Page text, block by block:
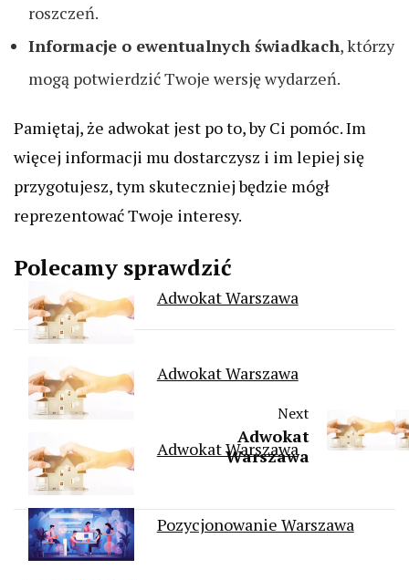
roszczeń.
Informacje o ewentualnych świadkach, którzy
mogą potwierdzić Twoje wersję wydarzeń.
Pamiętaj, że adwokat jest po to, by Ci pomóc. Im
więcej informacji mu dostarczysz i im lepiej się
przygotujesz, tym skuteczniej będzie mógł
reprezentować Twoje interesy.
Polecamy sprawdzić
Adwokat Warszawa
Adwokat Warszawa
Adwokat Warszawa
Pozycjonowanie Warszawa
Next
Adwokat
Warszawa